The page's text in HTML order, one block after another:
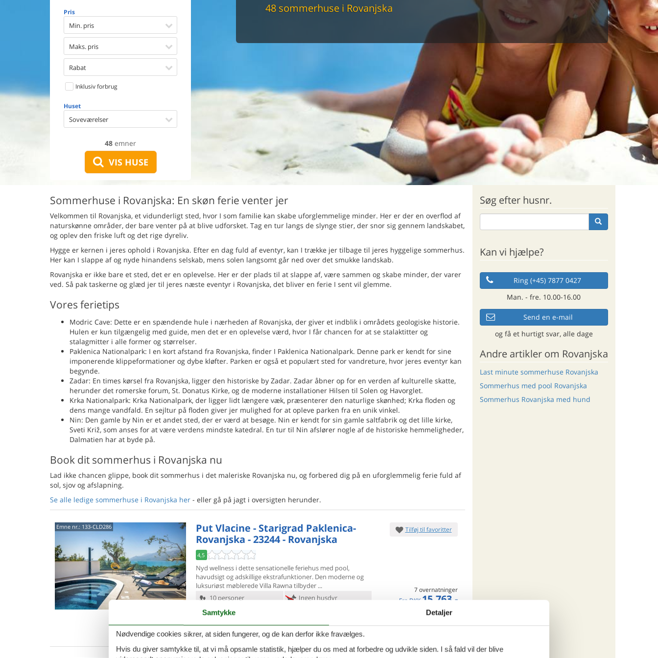
Pris
Min. pris
Maks. pris
Rabat
Inklusiv forbrug
Huset
Soveværelser
48 emner
VIS HUSE
Aircondition
Ladestander til elbil
48 sommerhuse i Rovanjska
Sommerhuse i Rovanjska: En skøn ferie venter jer
Velkommen til Rovanjska, et vidunderligt sted, hvor I som familie kan skabe uforglemmelige minder. Her er der en overflod af
naturskønne områder, der bare venter på at blive udforsket. Tag en tur langs de slynge stier, der snor sig gennem landskabet,
og oplev den friske luft og det rige dyreliv.
Hygge er kernen i jeres ophold i Rovanjska. Efter en dag fuld af eventyr, kan I trække jer tilbage til jeres hyggelige sommerhus.
Her kan I slappe af og nyde hinandens selskab, mens solen langsomt går ned over det smukke landskab.
Rovanjska er ikke bare et sted, det er en oplevelse. Her er der plads til at slappe af, være sammen og skabe minder, der varer
ved. Så pak taskerne og glæd jer til jeres næste eventyr i Rovanjska, det bliver en ferie I sent vil glemme.
Vores ferietips
Modric Cave: Dette er en spændende hule i nærheden af Rovanjska, der giver et indblik i områdets geologiske historie.
Hulen er kun tilgængelig med guide, men det er en oplevelse værd, hvor I får chancen for at se stalaktitter og
stalagmitter i alle former og størrelser.
Paklenica Nationalpark: I en kort afstand fra Rovanjska, finder I Paklenica Nationalpark. Denne park er kendt for sine
imponerende klippeformationer og dybe kløfter. Parken er også et populært sted for vandreture, hvor jeres eventyr kan
begynde.
Zadar: En times kørsel fra Rovanjska, ligger den historiske by Zadar. Zadar åbner op for en verden af kulturelle skatte,
herunder det romerske forum, St. Donatus Kirke, og de moderne installationer Hilsen til Solen og Havorglet.
Krka Nationalpark: Krka Nationalpark, der ligger lidt længere væk, præsenterer den naturlige skønhed; Krka floden og
dens mange vandfald. En sejltur på floden giver jer mulighed for at opleve parken fra en unik vinkel.
Nin: Den gamle by Nin er et andet sted, der er værd at besøge. Nin er kendt for sin gamle saltfabrik og det lille kirke,
Sveti Križ, som anses for at være verdens mindste katedral. En tur til Nin afslører nogle af de historiske hemmeligheder,
Dalmatien har at byde på.
Book dit sommerhus i Rovanjska nu
Lad ikke chancen glippe, book dit sommerhus i det maleriske Rovanjska nu, og forbered dig på en uforglemmelig ferie fuld af
sol, sjov og afslapning.
Se alle ledige sommerhuse i Rovanjska her - eller gå på jagt i oversigten herunder.
Emne nr.: 133-CLD286
Put Vlacine - Starigrad Paklenica-
Rovanjska - 23244 - Rovanjska
4,5
Nyd wellness i dette sensationelle feriehus med pool,
havudsigt og adskilligeekstrafunktioner. Den moderne og
luksuriøst møblerede Villa Rawna tilbyder
10 personer
Ingen husdyr
4 soveværelser
Vand 484
Indkøb 700
Tilføj til favoritter
7 overnatninger
Fra DKK 15.763,-
Inkl. rengøring og forbrug
Mere info
VIS MERE
Søg efter husnr.
Kan vi hjælpe?
Ring (+45) 7877 0427
Man. - fre. 10.00-16.00
Send en e-mail
og få et hurtigt svar, alle dage
Andre artikler om Rovanjska
Last minute sommerhuse Rovanjska
Sommerhus med pool Rovanjska
Sommerhus Rovanjska med hund
Samtykke Detaljer
Nødvendige cookies sikrer, at siden fungerer, og de kan derfor ikke fravælges.
Hvis du giver samtykke til, at vi må opsamle statistik, hjælper du os med at forbedre og udvikle siden. I så fald vil der blive